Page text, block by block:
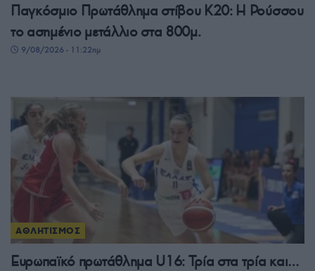
Παγκόσμιο Πρωτάθλημα στίβου Κ20: Η Ρούσσου
το ασημένιο μετάλλιο στα 800μ.
9/08/2026 - 11:22πμ
ΑΘΛΗΤΙΣΜΟΣ
Ευρωπαϊκό πρωτάθλημα U16: Τρία στα τρία και…